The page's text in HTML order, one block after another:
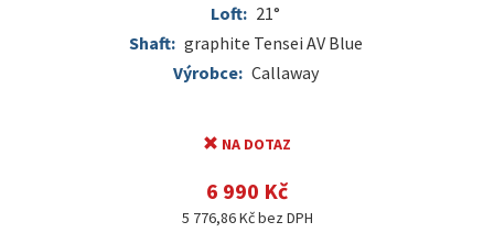
Loft: 21°
Shaft: graphite Tensei AV Blue
Výrobce: Callaway
NA DOTAZ
6 990 Kč
5 776,86 Kč bez DPH